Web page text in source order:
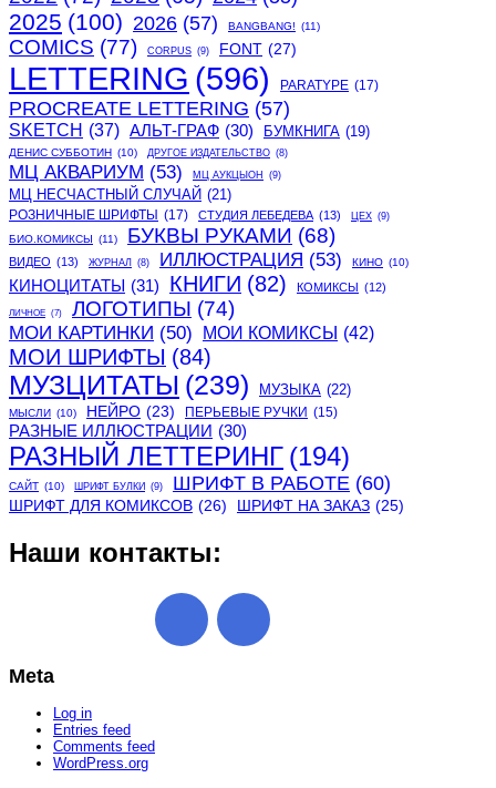
2025 (100) 2026 (57) BANGBANG! (11)
COMICS (77) CORPUS (9) FONT (27)
LETTERING (596) PARATYPE (17)
PROCREATE LETTERING (57)
SKETCH (37) АЛЬТ-ГРАФ (30) БУМКНИГА (19)
ДЕНИС СУББОТИН (10) ДРУГОЕ ИЗДАТЕЛЬСТВО (8)
МЦ АКВАРИУМ (53) МЦ АУКЦЫОН (9)
МЦ НЕСЧАСТНЫЙ СЛУЧАЙ (21)
РОЗНИЧНЫЕ ШРИФТЫ (17) СТУДИЯ ЛЕБЕДЕВА (13) ЦЕХ (9)
БИО.КОМИКСЫ (11) БУКВЫ РУКАМИ (68)
ВИДЕО (13) ЖУРНАЛ (8) ИЛЛЮСТРАЦИЯ (53) КИНО (10)
КИНОЦИТАТЫ (31) КНИГИ (82) КОМИКСЫ (12)
ЛИЧНОЕ (7) ЛОГОТИПЫ (74)
МОИ КАРТИНКИ (50) МОИ КОМИКСЫ (42)
МОИ ШРИФТЫ (84)
МУЗЦИТАТЫ (239) МУЗЫКА (22)
МЫСЛИ (10) НЕЙРО (23) ПЕРЬЕВЫЕ РУЧКИ (15)
РАЗНЫЕ ИЛЛЮСТРАЦИИ (30)
РАЗНЫЙ ЛЕТТЕРИНГ (194)
САЙТ (10) ШРИФТ БУЛКИ (9) ШРИФТ В РАБОТЕ (60)
ШРИФТ ДЛЯ КОМИКСОВ (26) ШРИФТ НА ЗАКАЗ (25)
Наши контакты:
Meta
Log in
Entries feed
Comments feed
WordPress.org